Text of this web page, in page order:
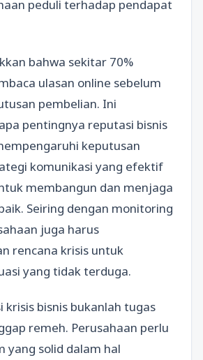
peduli terhadap pendapat
bahwa sekitar 70%
ulasan online sebelum
pembelian. Ini
pentingnya reputasi bisnis
keputusan
komunikasi yang efektif
membangun dan menjaga
Seiring dengan monitoring
juga harus
rencana krisis untuk
yang tidak terduga.
krisis bisnis bukanlah tugas
remeh. Perusahaan perlu
yang solid dalam hal